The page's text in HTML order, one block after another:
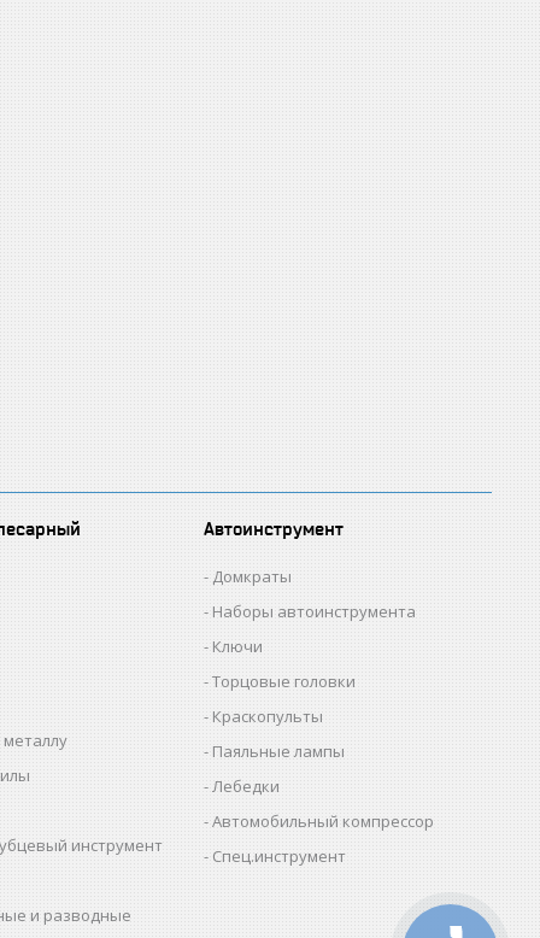
инструмент
и разводные
Автоинструмент
Домкраты
Наборы автоинструмента
Ключи
Торцовые головки
Краскопульты
Паяльные лампы
Лебедки
Автомобильный компрессор
Спец.инструмент